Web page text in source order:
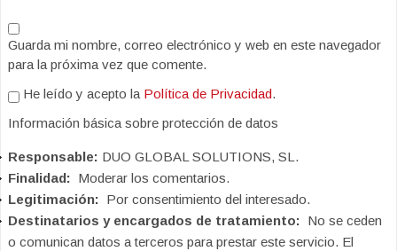
Guarda mi nombre, correo electrónico y web en este navegador
para la próxima vez que comente.
He leído y acepto la Política de Privacidad.
Información básica sobre protección de datos
Responsable: DUO GLOBAL SOLUTIONS, SL.
Finalidad: Moderar los comentarios.
Legitimación: Por consentimiento del interesado.
Destinatarios y encargados de tratamiento: No se ceden
o comunican datos a terceros para prestar este servicio. El